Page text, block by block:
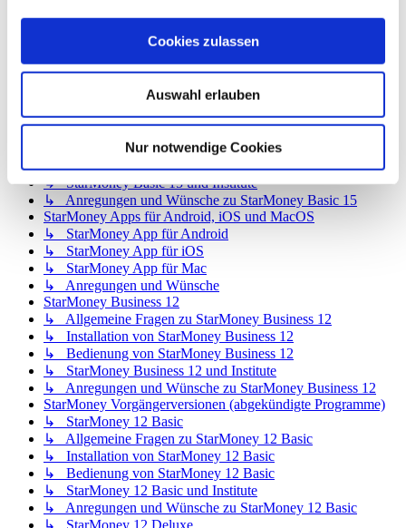
Cookies zulassen
Auswahl erlauben
Nur notwendige Cookies
↳ Installation von StarMoney Deluxe 15
↳ Bedienung von StarMoney Deluxe 15
↳ Anregungen und Wünsche zu StarMoney Deluxe 15
StarMoney Basic 15
↳ Allgemeine Fragen zu StarMoney Basic 15
↳ Installation von StarMoney Basic 15
↳ Bedienung von StarMoney Basic 15
↳ StarMoney Basic 15 und Institute
↳ Anregungen und Wünsche zu StarMoney Basic 15
StarMoney Apps für Android, iOS und MacOS
↳ StarMoney App für Android
↳ StarMoney App für iOS
↳ StarMoney App für Mac
↳ Anregungen und Wünsche
StarMoney Business 12
↳ Allgemeine Fragen zu StarMoney Business 12
↳ Installation von StarMoney Business 12
↳ Bedienung von StarMoney Business 12
↳ StarMoney Business 12 und Institute
↳ Anregungen und Wünsche zu StarMoney Business 12
StarMoney Vorgängerversionen (abgekündigte Programme)
↳ StarMoney 12 Basic
↳ Allgemeine Fragen zu StarMoney 12 Basic
↳ Installation von StarMoney 12 Basic
↳ Bedienung von StarMoney 12 Basic
↳ StarMoney 12 Basic und Institute
↳ Anregungen und Wünsche zu StarMoney 12 Basic
↳ StarMoney 12 Deluxe